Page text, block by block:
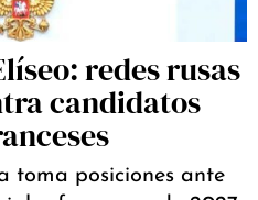
redes rusas
candidatos
toma posiciones ante